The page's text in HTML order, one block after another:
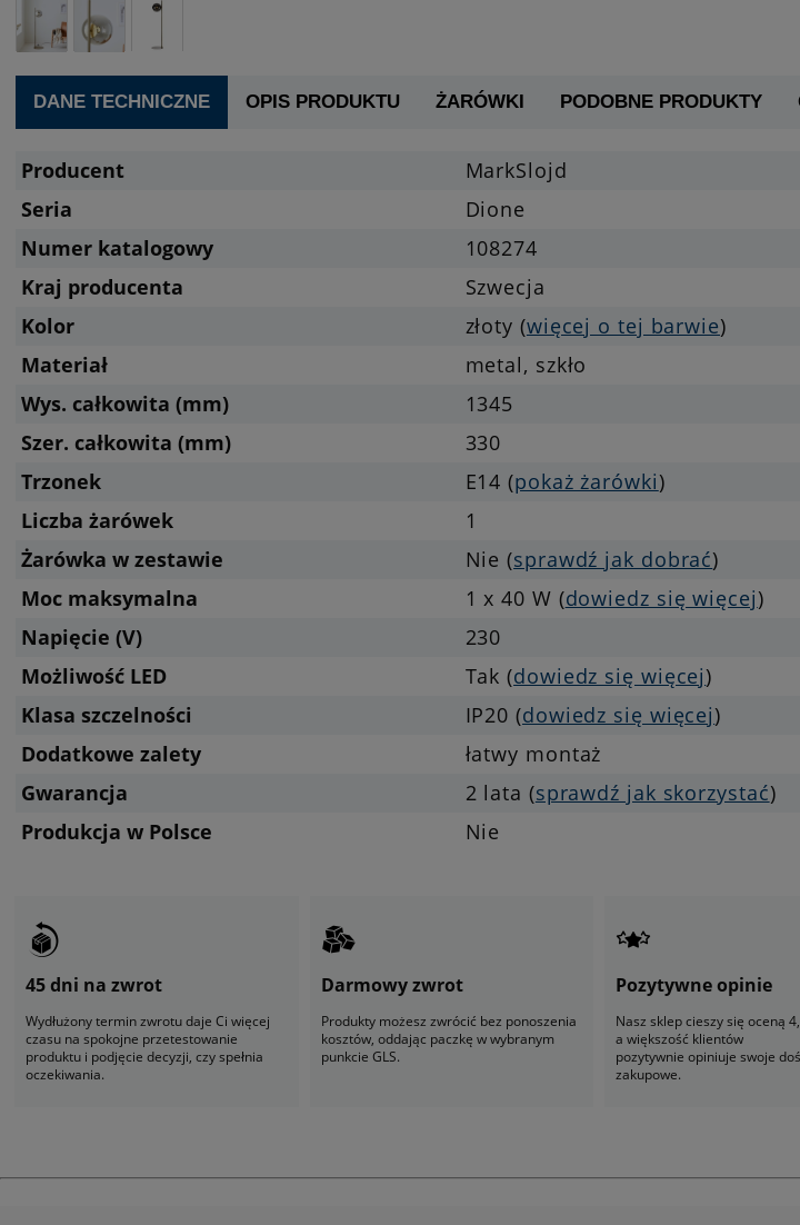
DANE TECHNICZNE OPIS PRODUKTU ŻARÓWKI PODOBNE PRODUKTY
Producent
MarkSlojd
Seria
Dione
Numer katalogowy
108274
Kraj producenta
Szwecja
Kolor
złoty (więcej o tej barwie)
Materiał
metal, szkło
Wys. całkowita (mm)
1345
Szer. całkowita (mm)
330
Trzonek
E14 (pokaż żarówki)
Liczba żarówek
1
Żarówka w zestawie
Nie (sprawdź jak dobrać)
Moc maksymalna
1 x 40 W (dowiedz się więcej)
Napięcie (V)
230
Możliwość LED
Tak (dowiedz się więcej)
Klasa szczelności
IP20 (dowiedz się więcej)
Dodatkowe zalety
łatwy montaż
Gwarancja
2 lata (sprawdź jak skorzystać)
Produkcja w Polsce
Nie
45 dni na zwrot
Wydłużony termin zwrotu daje Ci więcej
czasu na spokojne przetestowanie
produktu i podjęcie decyzji, czy spełnia
oczekiwania.
Darmowy zwrot
Produkty możesz zwrócić bez ponoszenia
kosztów, oddając paczkę w wybranym
punkcie GLS.
Pozytywne opinie
Nasz sklep cieszy się oceną
a większość klientów
pozytywnie opiniuje swoje
zakupowe.